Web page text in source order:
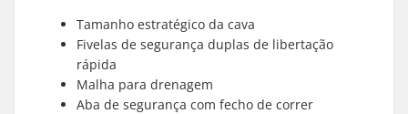
Tamanho estratégico da cava
Fivelas de segurança duplas de libertação
rápida
Malha para drenagem
Aba de segurança com fecho de correr